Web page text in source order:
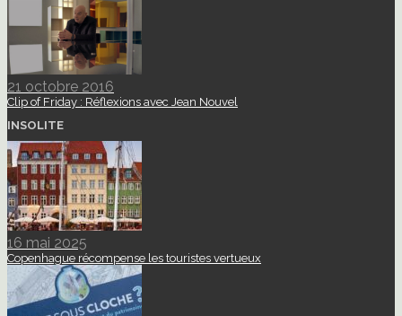
21 octobre 2016
Clip of Friday : Réflexions avec Jean Nouvel
INSOLITE
16 mai 2025
Copenhague récompense les touristes vertueux